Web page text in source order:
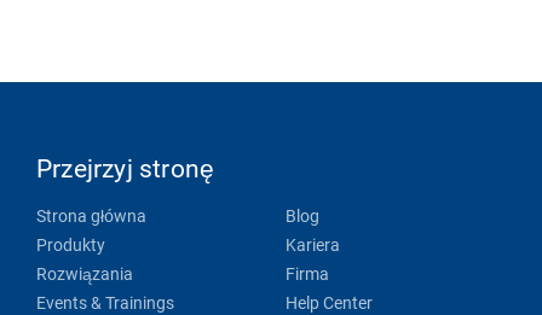
Przejrzyj stronę
Strona główna
Produkty
Rozwiązania
Events & Trainings
Blog
Kariera
Firma
Help Center